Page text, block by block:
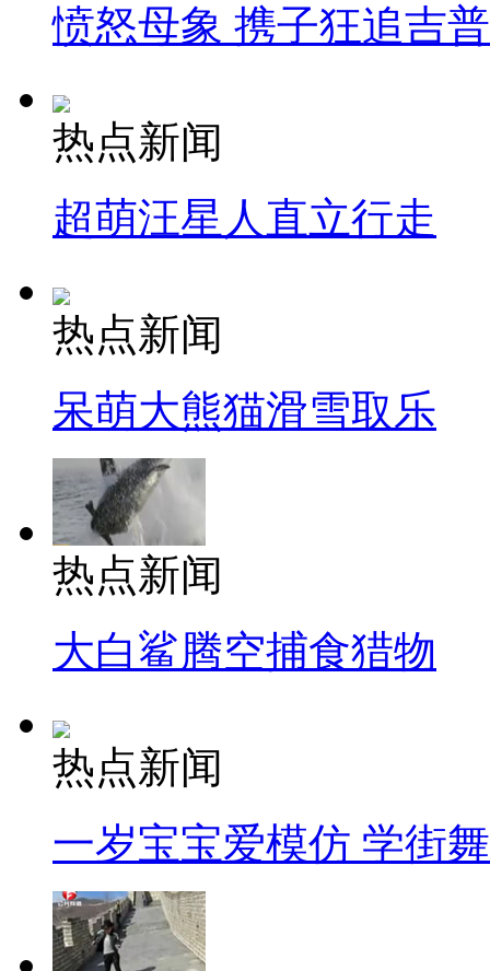
愤怒母象 携子狂追吉
热点新闻
超萌汪星人直立行走
热点新闻
呆萌大熊猫滑雪取乐
热点新闻
大白鲨腾空捕食猎物
热点新闻
一岁宝宝爱模仿 学街